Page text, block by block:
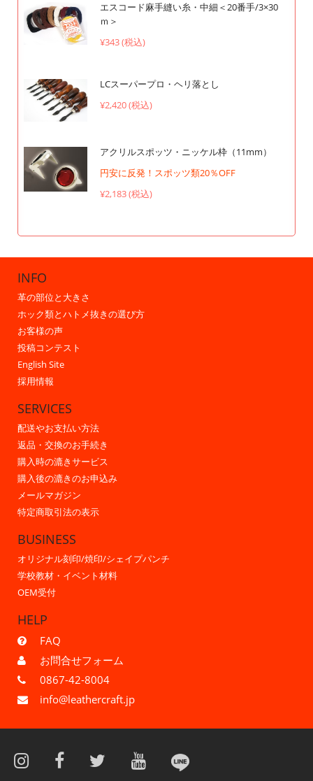
エスコード麻手縫い糸・中細＜20番手/3×30
ｍ＞
¥343 (税込)
LCスーパープロ・ヘリ落とし
¥2,420 (税込)
アクリルスポッツ・ニッケル枠（11mm）
円安に反発！スポッツ類20％OFF
¥2,183 (税込)
INFO
革の部位と大きさ
ホック類とハトメ抜きの選び方
お客様の声
投稿コンテスト
English Site
採用情報
SERVICES
配送やお支払い方法
返品・交換のお手続き
購入時の漉きサービス
購入後の漉きのお申込み
メールマガジン
特定商取引法の表示
BUSINESS
オリジナル刻印/焼印/シェイプパンチ
学校教材・イベント材料
OEM受付
HELP
FAQ
お問合せフォーム
0867-42-8004
info@leathercraft.jp